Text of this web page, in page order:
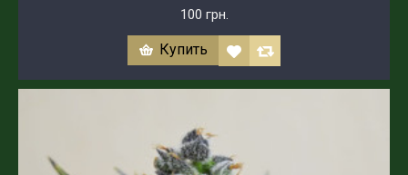
100 грн.
Купить